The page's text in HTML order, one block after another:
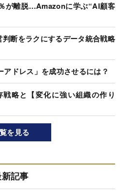
が離脱…Amazonに学ぶ“AI顧客
断をラクにするデータ統合戦略
ドレス」を成功させるには？
略と【変化に強い組織の作り
を見る
記事